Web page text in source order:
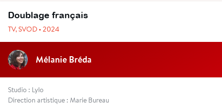
Doublage français
TV, SVOD • 2024
Mélanie Bréda
Studio : Lylo
Direction artistique : Marie Bureau